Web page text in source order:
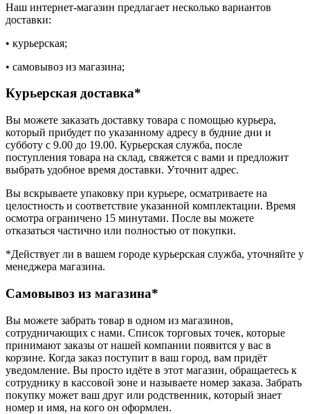
Наш интернет-магазин предлагает несколько вариантов
доставки:
• курьерская;
• самовывоз из магазина;
Курьерская доставка*
Вы можете заказать доставку товара с помощью курьера,
который прибудет по указанному адресу в будние дни и
субботу с 9.00 до 19.00. Курьерская служба, после
поступления товара на склад, свяжется с вами и предложит
выбрать удобное время доставки. Уточнит адрес.
Вы вскрываете упаковку при курьере, осматриваете на
целостность и соответствие указанной комплектации. Время
осмотра ограничено 15 минутами. После вы можете
отказаться частично или полностью от покупки.
*Действует ли в вашем городе курьерская служба, уточняйте у
менеджера магазина.
Самовывоз из магазина*
Вы можете забрать товар в одном из магазинов,
сотрудничающих с нами. Список торговых точек, которые
принимают заказы от нашей компании появится у вас в
корзине. Когда заказ поступит в ваш город, вам придёт
уведомление. Вы просто идёте в этот магазин, обращаетесь к
сотруднику в кассовой зоне и называете номер заказа. Забрать
покупку может ваш друг или родственник, который знает
номер и имя, на кого он оформлен.